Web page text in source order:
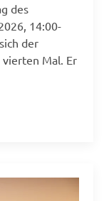
des
14:00-
der
Mal. Er